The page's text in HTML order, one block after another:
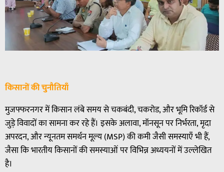
किसानों की चुनौतियाँ
मुजफ्फरनगर में किसान लंबे समय से चकबंदी, चकरोड, और भूमि रिकॉर्ड से
जुड़े विवादों का सामना कर रहे हैं। इसके अलावा, मॉनसून पर निर्भरता, मृदा
अपरदन, और न्यूनतम समर्थन मूल्य (MSP) की कमी जैसी समस्याएँ भी हैं,
जैसा कि भारतीय किसानों की समस्याओं पर विभिन्न अध्ययनों में उल्लेखित
है।